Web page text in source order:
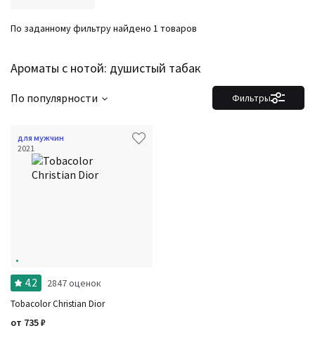
Ароматы с нотой: душистый табак
По заданному фильтру найдено 1 товаров
Фильтры
По популярности
для мужчин
2021
4.2 2847 оценок
Tobacolor Christian Dior
от 735₽